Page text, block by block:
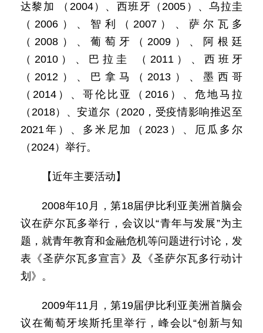
达黎加 （2004）、西班牙（2005）、乌拉圭
（2006）、智利（2007）、萨尔瓦多
（2008）、葡萄牙（2009）、阿根廷
（2010）、巴拉圭 （2011）、西班牙
（2012）、巴拿马（2013）、墨西哥
（2014）、哥伦比亚（2016）、危地马拉
（2018）、安道尔（2020，受疫情影响推迟至
2021年）、多米尼加（2023）、厄瓜多尔
（2024）举行。
【近年主要活动】
2008年10月，第18届伊比利亚美洲首脑会
议在萨尔瓦多举行，会议以“青年与发展”为主
题，就青年教育和金融危机等问题进行讨论，发
表《圣萨尔瓦多宣言》及《圣萨尔瓦多行动计
划》。
2009年11月，第19届伊比利亚美洲首脑会
议在葡萄牙埃斯托里举行，峰会以“创新与知